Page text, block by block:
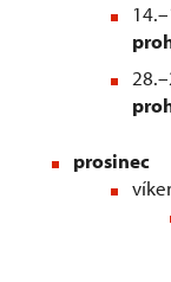
prosinec